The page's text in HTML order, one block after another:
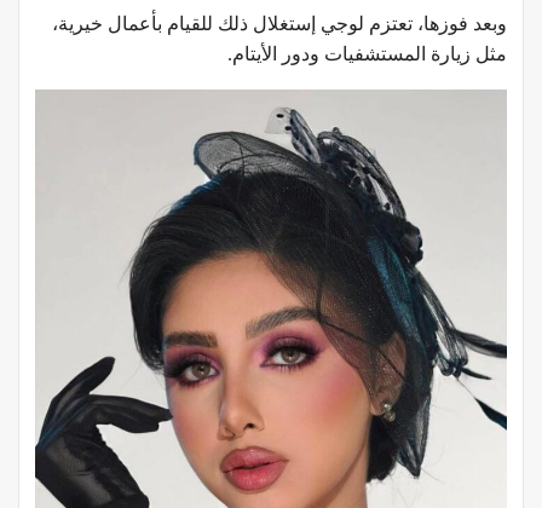
وبعد فوزها، تعتزم لوجي إستغلال ذلك للقيام بأعمال خيرية،
مثل زيارة المستشفيات ودور الأيتام.